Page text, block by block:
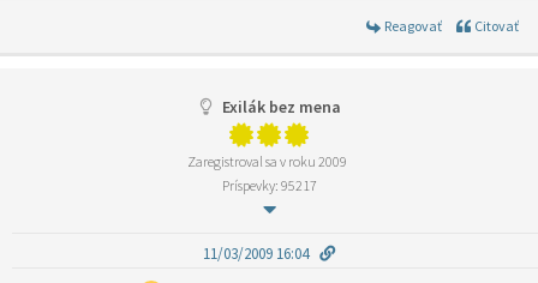
Reagovať Citovať
Exilák bez mena
Zaregistroval sa v roku 2009
Príspevky: 95217
11/03/2009 16:04